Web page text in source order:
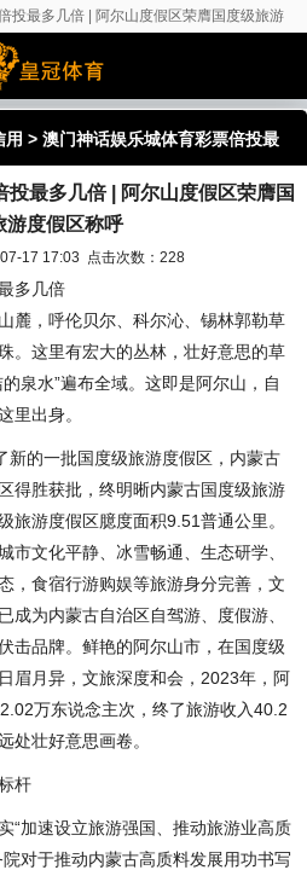
投最多几倍 | 阿尔山度假区荣膺国度级旅游
用 > 澳门神话娱乐城体育彩票倍投最
级旅游度假区称呼
最多几倍 | 阿尔山度假区荣膺国
游度假区称呼
17 17:03 点击次数：228
多几倍
麓，呼伦贝尔、科尔沁、锡林郭勒草
。这里有宏大的丛林，壮好意思的草
泉水”遍布全域。这即是阿尔山，自
里出身。
新的一批国度级旅游度假区，内蒙古
得胜获批，终明晰内蒙古国度级旅游
旅游度假区臆度面积9.51普通公里。
市文化平静、冰雪畅通、生态研学、
，食宿行游购娱等旅游身分完善，文
成为内蒙古自治区自驾游、度假游、
击品牌。鲜艳的阿尔山市，在国度级
眉月异，文旅深度和会，2023年，阿
万东说念主次，终了旅游收入40.2
处壮好意思画卷。
杆
“加速设立旅游强国、推动旅游业高质
对于推动内蒙古高质料发展用功书写